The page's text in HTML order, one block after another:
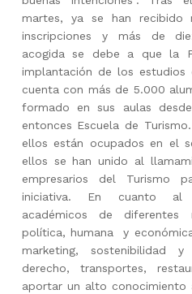
martes, ya se han recibido
inscripciones y más de
acogida se debe a que la
implantación de los estudios
cuenta con más de 5.000
formado en sus aulas
entonces Escuela de
ellos están ocupados en el
ellos se han unido al
empresarios del Turismo
iniciativa. En cuanto al
académicos de
política, humana y
marketing, sostenibilidad y
derecho, transportes,
aportar un alto conocimiento